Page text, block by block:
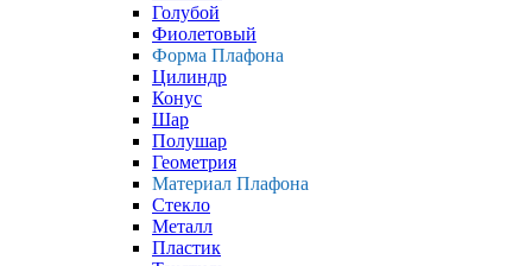
Голубой
Фиолетовый
Форма Плафона
Цилиндр
Конус
Шар
Полушар
Геометрия
Материал Плафона
Стекло
Металл
Пластик